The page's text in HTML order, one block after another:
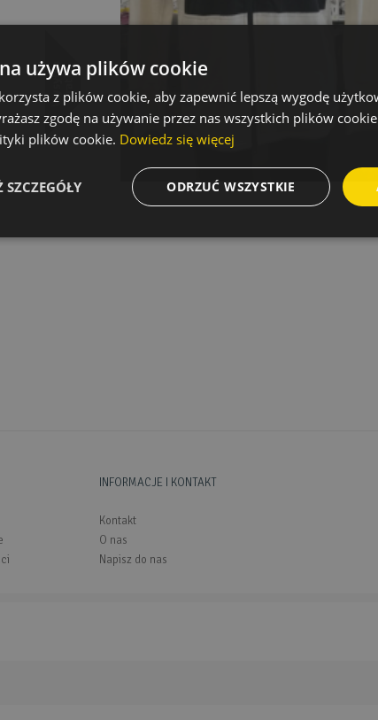
INFORMACJE I KONTAKT
Kontakt
O nas
Napisz do nas
używa plików cookie
z plików cookie, aby zapewnić lepszą wygodę
zgodę na używanie przez nas wszystkich plików
plików cookie. Dowiedz się więcej
ODRZUĆ WSZYSTKIE
SZCZEGÓŁY